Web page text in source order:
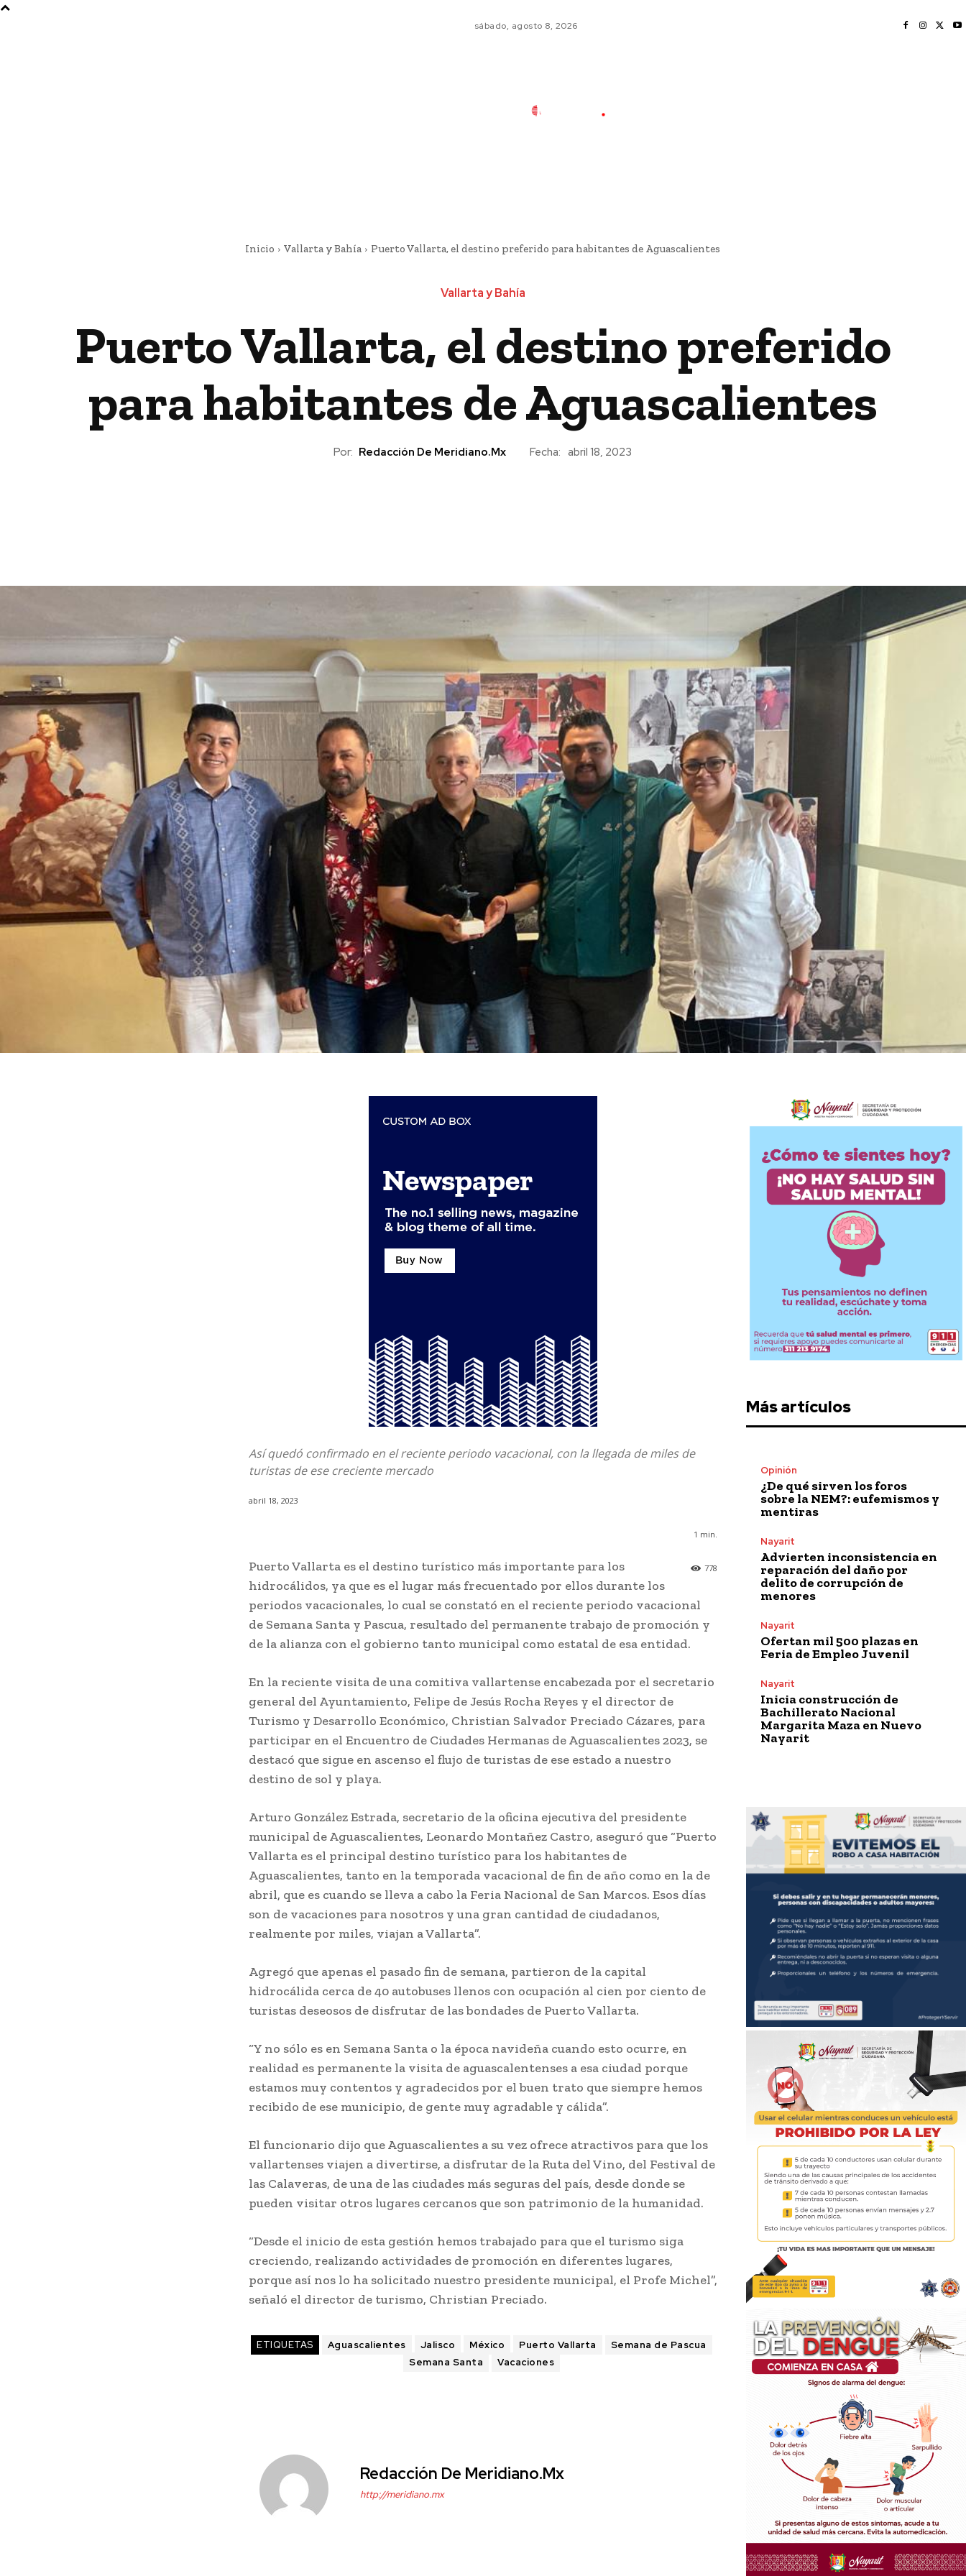
sábado, agosto 8, 2026
Inicio Vallarta y Bahía Puerto Vallarta, el destino preferido para habitantes de Aguascalientes
Vallarta y Bahía
Puerto Vallarta, el destino preferido
para habitantes de Aguascalientes
Por: Redacción De Meridiano.mx Fecha: abril 18, 2023
Así quedó confirmado en el reciente periodo vacacional, con la llegada de miles de
turistas de ese creciente mercado
abril 18, 2023
1 min.
778
Puerto Vallarta es el destino turístico más importante para los
hidrocálidos, ya que es el lugar más frecuentado por ellos durante los
periodos vacacionales, lo cual se constató en el reciente periodo vacacional
de Semana Santa y Pascua, resultado del permanente trabajo de promoción y
de la alianza con el gobierno tanto municipal como estatal de esa entidad.
En la reciente visita de una comitiva vallartense encabezada por el secretario
general del Ayuntamiento, Felipe de Jesús Rocha Reyes y el director de
Turismo y Desarrollo Económico, Christian Salvador Preciado Cázares, para
participar en el Encuentro de Ciudades Hermanas de Aguascalientes 2023, se
destacó que sigue en ascenso el flujo de turistas de ese estado a nuestro
destino de sol y playa.
Arturo González Estrada, secretario de la oficina ejecutiva del presidente
municipal de Aguascalientes, Leonardo Montañez Castro, aseguró que “Puerto
Vallarta es el principal destino turístico para los habitantes de
Aguascalientes, tanto en la temporada vacacional de fin de año como en la de
abril, que es cuando se lleva a cabo la Feria Nacional de San Marcos. Esos días
son de vacaciones para nosotros y una gran cantidad de ciudadanos,
realmente por miles, viajan a Vallarta”.
Agregó que apenas el pasado fin de semana, partieron de la capital
hidrocálida cerca de 40 autobuses llenos con ocupación al cien por ciento de
turistas deseosos de disfrutar de las bondades de Puerto Vallarta.
“Y no sólo es en Semana Santa o la época navideña cuando esto ocurre, en
realidad es permanente la visita de aguascalentenses a esa ciudad porque
estamos muy contentos y agradecidos por el buen trato que siempre hemos
recibido de ese municipio, de gente muy agradable y cálida”.
El funcionario dijo que Aguascalientes a su vez ofrece atractivos para que los
vallartenses viajen a divertirse, a disfrutar de la Ruta del Vino, del Festival de
las Calaveras, de una de las ciudades más seguras del país, desde donde se
pueden visitar otros lugares cercanos que son patrimonio de la humanidad.
“Desde el inicio de esta gestión hemos trabajado para que el turismo siga
creciendo, realizando actividades de promoción en diferentes lugares,
porque así nos lo ha solicitado nuestro presidente municipal, el Profe Michel”,
señaló el director de turismo, Christian Preciado.
ETIQUETAS Aguascalientes Jalisco México Puerto Vallarta
Semana de Pascua
Semana Santa
Vacaciones
Redacción De Meridiano.mx
http://meridiano.mx
Más artículos
Opinión
¿De qué sirven los foros
sobre la NEM?: eufemismos y
mentiras
Nayarit
Advierten inconsistencia en
reparación del daño por
delito de corrupción de
menores
Nayarit
Ofertan mil 500 plazas en
Feria de Empleo Juvenil
Nayarit
Inicia construcción de
Bachillerato Nacional
Margarita Maza en Nuevo
Nayarit